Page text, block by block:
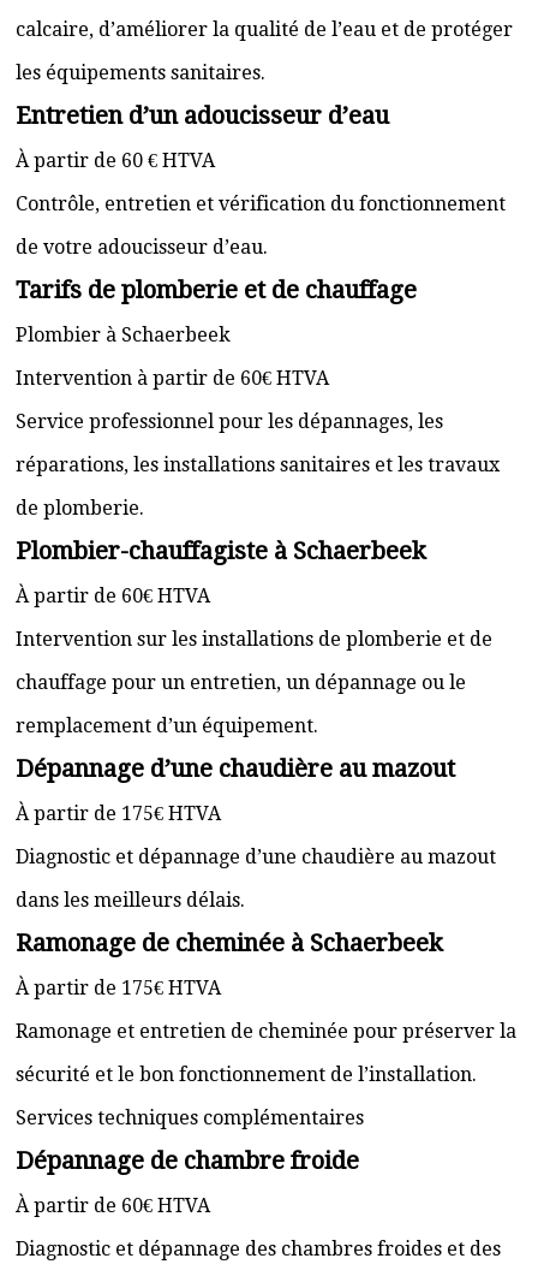
calcaire, d’améliorer la qualité de l’eau et de protéger
les équipements sanitaires.
Entretien d’un adoucisseur d’eau
À partir de 60 € HTVA
Contrôle, entretien et vérification du fonctionnement
de votre adoucisseur d’eau.
Tarifs de plomberie et de chauffage
Plombier à Schaerbeek
Intervention à partir de 60€ HTVA
Service professionnel pour les dépannages, les
réparations, les installations sanitaires et les travaux
de plomberie.
Plombier-chauffagiste à Schaerbeek
À partir de 60€ HTVA
Intervention sur les installations de plomberie et de
chauffage pour un entretien, un dépannage ou le
remplacement d’un équipement.
Dépannage d’une chaudière au mazout
À partir de 175€ HTVA
Diagnostic et dépannage d’une chaudière au mazout
dans les meilleurs délais.
Ramonage de cheminée à Schaerbeek
À partir de 175€ HTVA
Ramonage et entretien de cheminée pour préserver la
sécurité et le bon fonctionnement de l’installation.
Services techniques complémentaires
Dépannage de chambre froide
À partir de 60€ HTVA
Diagnostic et dépannage des chambres froides et des